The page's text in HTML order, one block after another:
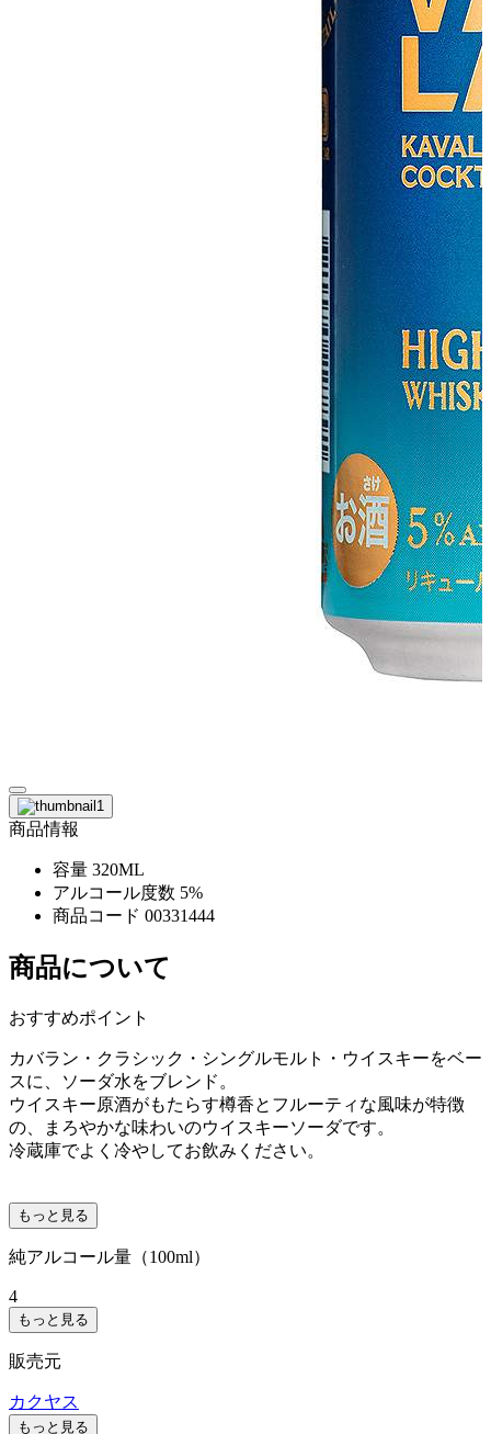
商品情報
容量 320ML
アルコール度数 5%
商品コード 00331444
商品について
おすすめポイント
カバラン・クラシック・シングルモルト・ウイスキーをベー
スに、ソーダ水をブレンド。
ウイスキー原酒がもたらす樽香とフルーティな風味が特徴
の、まろやかな味わいのウイスキーソーダです。
冷蔵庫でよく冷やしてお飲みください。
もっと見る
純アルコール量（100ml）
4
もっと見る
販売元
カクヤス
もっと見る